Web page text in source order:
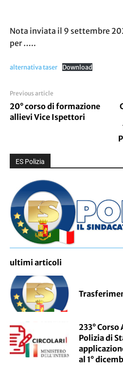
Nota inviata il 9 settembre
per …..
alternativa taser Download
Previous article
20° corso di formazione
allievi Vice Ispettori
ES Polizia
ultimi articoli
233°
Polizia di
al 1°